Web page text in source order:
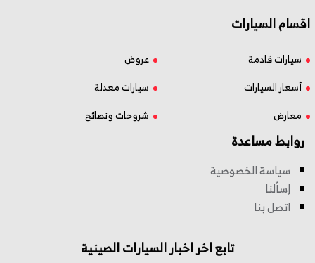
اقسام السيارات
سيارات قادمة
عروض
أسعار السيارات
سيارات معدلة
معارض
شروحات ونصائح
روابط مساعدة
سياسة الخصوصية
إسألنا
اتصل بنا
تابع اخر اخبار السيارات الصينية